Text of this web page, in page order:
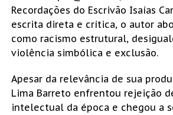
Recordações do Escrivão Isaías
escrita direta e crítica, o autor
como racismo estrutural,
violência simbólica e exclusão.
Apesar da relevância de sua
Lima Barreto enfrentou rejeição
intelectual da época e chegou a